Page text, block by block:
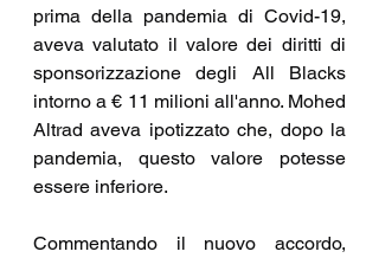
prima della pandemia di Covid-19,
aveva valutato il valore dei diritti di
sponsorizzazione degli All Blacks
intorno a € 11 milioni all'anno. Mohed
Altrad aveva ipotizzato che, dopo la
pandemia, questo valore potesse
essere inferiore.
Commentando il nuovo accordo,